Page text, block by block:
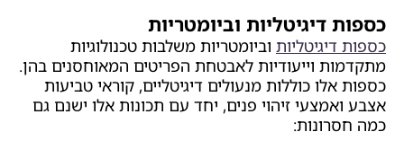
כספות דיגיטליות וביומטריות
כספות דיגיטליות וביומטריות משלבות טכנולוגיות
מתקדמות וייעודיות לאבטחת הפריטים המאוחסנים בהן.
כספות אלו כוללות מנעולים דיגיטליים, קוראי טביעות
אצבע ואמצעי זיהוי פנים, יחד עם תכונות אלו ישנם גם
כמה חסרונות: